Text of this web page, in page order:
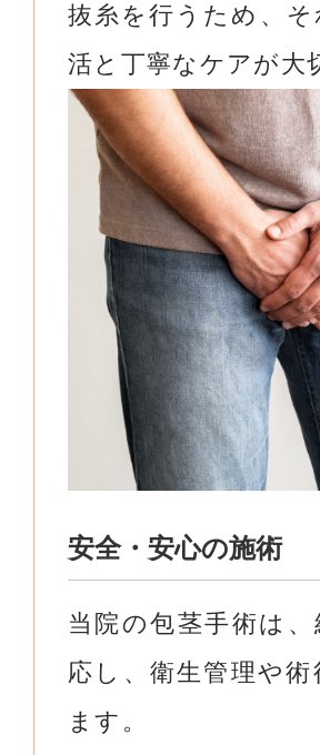
抜糸を行うため、
活と丁寧なケアが大
安全・安心の施術
当院の包茎手術は
応し、衛生管理や
ます。